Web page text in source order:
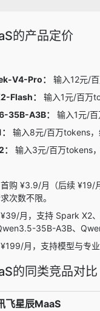
的产品定价
V4-Pro：
输入12元/
Flash：
输入1元/百万
35B-A3B：
输入1元/
输入8元/百万tokens
输入3元/百万tokens
首购 ¥3.9/月（后续
次数不限。
¥39/月，支持 Spark X2
35B-A3B、
¥199/月，支持模型与专
的同类竞品对比
飞星辰MaaS